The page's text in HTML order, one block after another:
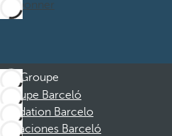
M’abonner
Groupe
Groupe Barceló
Fondation Barcelo
Vacaciones Barceló